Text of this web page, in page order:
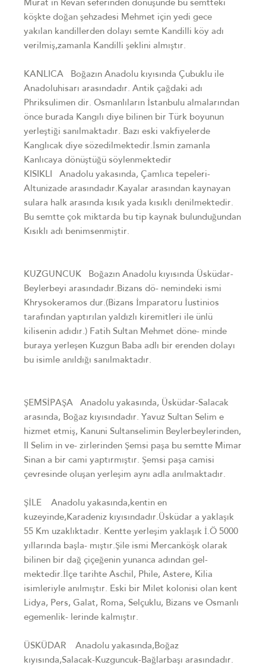
Murat ın Revan seferinden dönüşünde bu semtteki
köşkte doğan şehzadesi Mehmet için yedi gece
yakılan kandillerden dolayı semte Kandilli köy adı
verilmiş,zamanla Kandilli şeklini almıştır.
KANLICA Boğazın Anadolu kıyısında Çubuklu ile
Anadoluhisarı arasındadır. Antik çağdaki adı
Phriksulimen dir. Osmanlıların İstanbulu almalarından
önce burada Kangılı diye bilinen bir Türk boyunun
yerleştiği sanılmaktadır. Bazı eski vakfiyelerde
Kanglıcak diye sözedilmektedir.İsmin zamanla
Kanlıcaya dönüştüğü söylenmektedir
KISIKLI Anadolu yakasında, Çamlıca tepeleri-
Altunizade arasındadır.Kayalar arasından kaynayan
sulara halk arasında kısık yada kısıklı denilmektedir.
Bu semtte çok miktarda bu tip kaynak bulunduğundan
Kısıklı adı benimsenmiştir.
KUZGUNCUK Boğazın Anadolu kıyısında Üsküdar-
Beylerbeyi arasındadır.Bizans dö- nemindeki ismi
Khrysokeramos dur.(Bizans İmparatoru İustinios
tarafından yaptırılan yaldızlı kiremitleri ile ünlü
kilisenin adıdır.) Fatih Sultan Mehmet döne- minde
buraya yerleşen Kuzgun Baba adlı bir erenden dolayı
bu isimle anıldığı sanılmaktadır.
ŞEMSİPAŞA Anadolu yakasında, Üsküdar-Salacak
arasında, Boğaz kıyısındadır. Yavuz Sultan Selim e
hizmet etmiş, Kanuni Sultanselimin Beylerbeylerinden,
II Selim in ve- zirlerinden Şemsi paşa bu semtte Mimar
Sinan a bir cami yaptırmıştır. Şemsi paşa camisi
çevresinde oluşan yerleşim aynı adla anılmaktadır.
ŞİLE Anadolu yakasında,kentin en
kuzeyinde,Karadeniz kıyısındadır.Üsküdar a yaklaşık
55 Km uzaklıktadır. Kentte yerleşim yaklaşık İ.Ö 5000
yıllarında başla- mıştır.Şile ismi Mercanköşk olarak
bilinen bir dağ çiçeğenin yunanca adından gel-
mektedir.İlçe tarihte Aschil, Phile, Astere, Kilia
isimleriyle anılmıştır. Eski bir Milet kolonisi olan kent
Lidya, Pers, Galat, Roma, Selçuklu, Bizans ve Osmanlı
egemenlik- lerinde kalmıştır.
ÜSKÜDAR Anadolu yakasında,Boğaz
kıyısında,Salacak-Kuzguncuk-Bağlarbaşı arasındadır.